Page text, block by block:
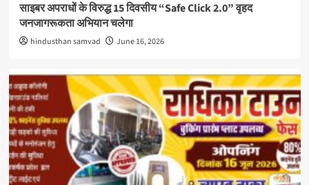
साइबर अपराधों के विरुद्ध 15 दिवसीय “Safe Click 2.0” वृहद
जनजागरूकता अभियान चलेगा
hindusthan samvad June 16, 2026